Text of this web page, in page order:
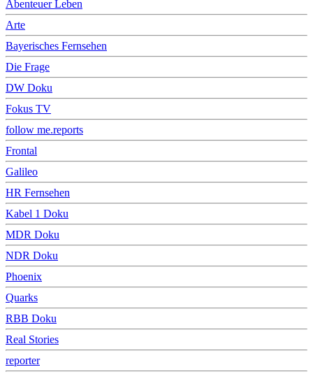
Abenteuer Leben
Arte
Bayerisches Fernsehen
Die Frage
DW Doku
Fokus TV
follow me.reports
Frontal
Galileo
HR Fernsehen
Kabel 1 Doku
MDR Doku
NDR Doku
Phoenix
Quarks
RBB Doku
Real Stories
reporter